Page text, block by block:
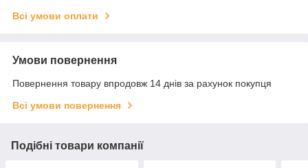
Всі умови оплати
Умови повернення
Повернення товару впродовж 14 днів за рахунок покупця
Всі умови повернення
Подібні товари компанії